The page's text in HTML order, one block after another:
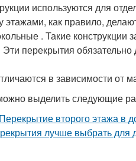
используются для
как правило,
. Такие
перекрытия обязательно
в зависимости от
выделить следующие